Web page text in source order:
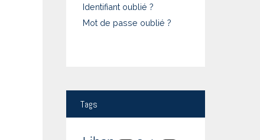
Identifiant oublié ?
Mot de passe oublié ?
Tags